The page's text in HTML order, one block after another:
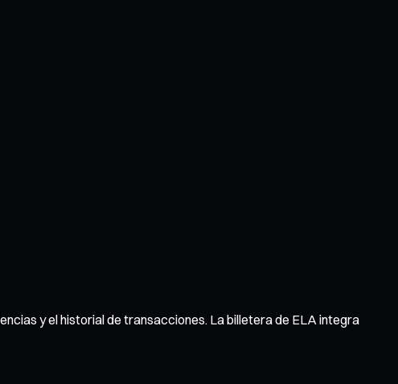
y el historial de transacciones. La billetera de ELA integra